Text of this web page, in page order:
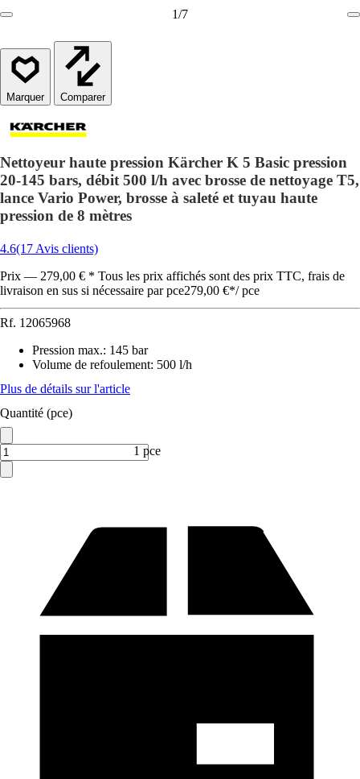
1/7
Comparer
Nettoyeur haute pression Kärcher K 5 Basic pression
20-145 bars, débit 500 l/h avec brosse de nettoyage T5,
lance Vario Power, brosse à saleté et tuyau haute
pression de 8 mètres
4.6(17 Avis clients)
Prix — 279,00 € * Tous les prix affichés sont des prix TTC, frais de
livraison en sus si nécessaire par pce279,00 €*/ pce
Rf. 12065968
Pression max.: 145 bar
Volume de refoulement: 500 l/h
Plus de détails sur l'article
Quantité (pce)
1 pce